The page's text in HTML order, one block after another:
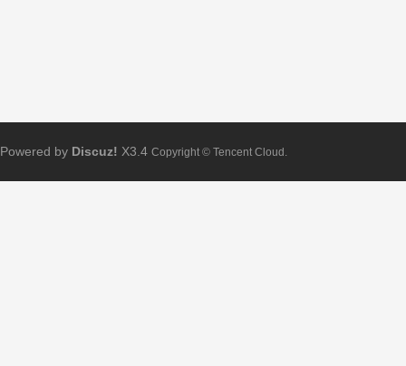
Powered by Discuz! X3.4 Copyright © Tencent Cloud.